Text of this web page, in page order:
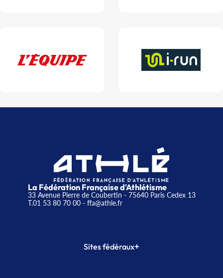
La Fédération Française d'Athlétisme
33 Avenue Pierre de Coubertin - 75640 Paris Cedex 13
T.01 53 80 70 00- ffa@athle.fr
Sites fédéraux+